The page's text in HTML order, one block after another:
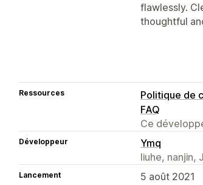
flawlessly.
thoughtful
Ressources
Politique de
FAQ
Ce
Développeur
Ymq
liuhe, nanjin,
Lancement 5 août 2021